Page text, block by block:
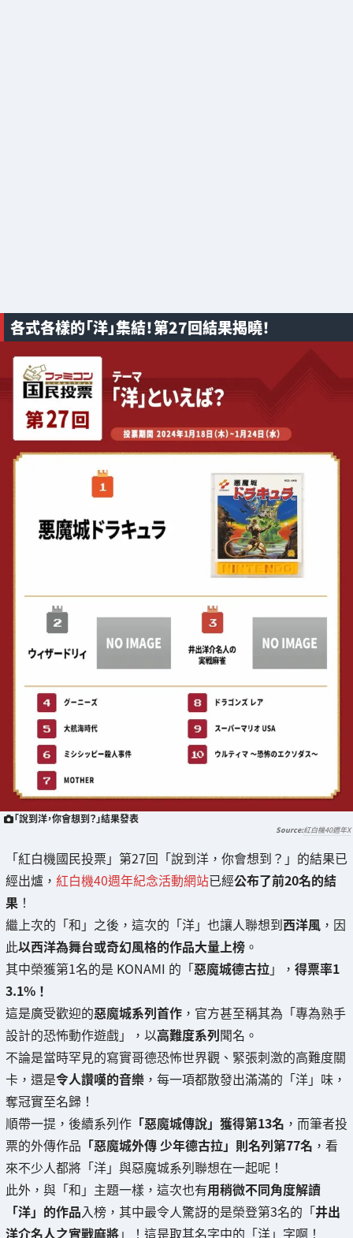
各式各樣的「洋」集結！第27回結果揭曉！
「說到洋，你會想到？」結果發表
紅白機40週年X
「紅白機國民投票」第27回「說到洋，你會想到？」的結果已
經出爐， 紅白機40週年紀念活動網站已經公布了前20名的結
果 ！
繼上次的「和」之後，這次的「洋」也讓人聯想到西洋風 ，因
此以西洋為舞台或奇幻風格的作品大量上榜 。
其中榮獲第1名的是 KONAMI 的「惡魔城德古拉」， 得票率1
3.1%！
這是廣受歡迎的惡魔城系列首作 ，官方甚至稱其為「專為熟手
設計的恐怖動作遊戲」，以高難度系列聞名。
不論是當時罕見的寫實哥德恐怖世界觀、緊張刺激的高難度關
卡，還是令人讚嘆的音樂 ，每一項都散發出滿滿的「洋」味，
奪冠實至名歸！
順帶一提，後續系列作 「惡魔城傳說」獲得第13名 ，而筆者投
票的外傳作品 「惡魔城外傳 少年德古拉」則名列第77名 ，看
來不少人都將「洋」與惡魔城系列聯想在一起呢！
此外，與「和」主題一樣，這次也有用稍微不同角度解讀
「洋」的作品入榜，其中最令人驚訝的是榮登第3名的「井出
洋介名人之實戰麻將」！這是取其名字中的「洋」字啊！